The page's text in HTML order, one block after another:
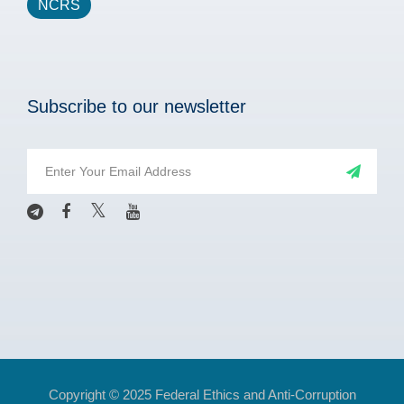
NCRS
Subscribe to our newsletter
Copyright © 2025 Federal Ethics and Anti-Corruption